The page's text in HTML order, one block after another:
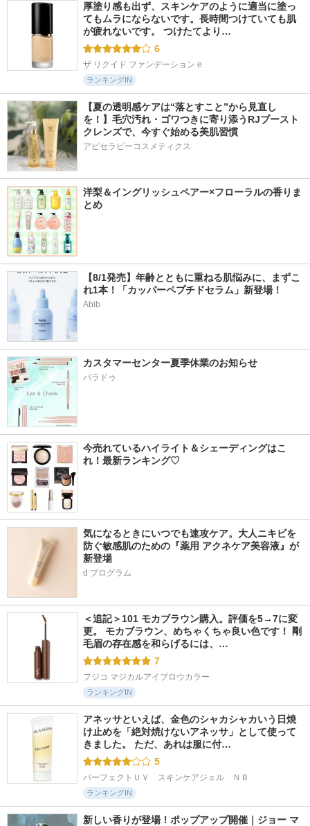
厚塗り感も出ず、スキンケアのように適当に塗っ
てもムラにならないです。長時間つけていても肌
が疲れないです。 つけたてより…
6
ザ リクイド ファンデーション e
ランキングIN
【夏の透明感ケアは“落とすこと”から見直し
を！】毛穴汚れ・ゴワつきに寄り添うRJブースト
クレンズで、今すぐ始める美肌習慣
アピセラピーコスメティクス
洋梨＆イングリッシュペアー×フローラルの香りま
とめ
【8/1発売】年齢とともに重ねる肌悩みに、まずこ
れ1本！「カッパーペプチドセラム」新登場！
Abib
カスタマーセンター夏季休業のお知らせ
パラドゥ
今売れているハイライト＆シェーディングはこ
れ！最新ランキング♡
気になるときにいつでも速攻ケア。大人ニキビを
防ぐ敏感肌のための『薬用 アクネケア美容液』が
新登場
d プログラム
＜追記＞101 モカブラウン購入。評価を5→7に変
更。 モカブラウン、めちゃくちゃ良い色です！ 剛
毛眉の存在感を和らげるには、…
7
フジコ マジカルアイブロウカラー
ランキングIN
アネッサといえば、金色のシャカシャカいう日焼
け止めを「絶対焼けないアネッサ」として使って
きました。 ただ、あれは服に付…
5
パーフェクトＵＶ　スキンケアジェル　ＮＢ
ランキングIN
新しい香りが登場！ポップアップ開催｜ジョー マ